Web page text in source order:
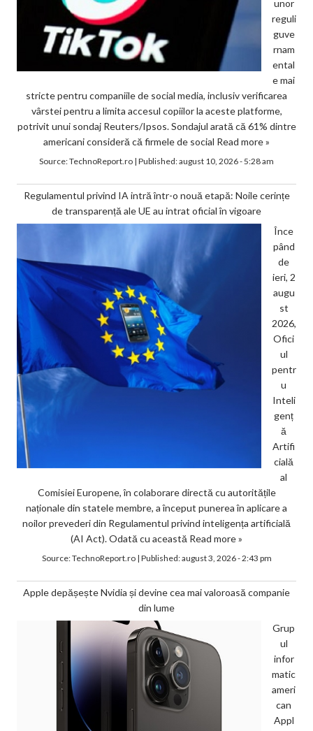
unor
reguli
guve
rnam
ental
e mai
stricte pentru companiile de social media, inclusiv verificarea
vârstei pentru a limita accesul copiilor la aceste platforme,
potrivit unui sondaj Reuters/Ipsos. Sondajul arată că 61% dintre
americani consideră că firmele de social Read more »
Source:TechnoReport.ro | Published:august 10, 2026 - 5:28 am
Regulamentul privind IA intră într-o nouă etapă: Noile cerințe
de transparență ale UE au intrat oficial în vigoare
Înce
pând
de
ieri, 2
augu
st
2026,
Ofici
ul
pentr
u
Inteli
genț
ă
Artifi
cială
al
Comisiei Europene, în colaborare directă cu autoritățile
naționale din statele membre, a început punerea în aplicare a
noilor prevederi din Regulamentul privind inteligența artificială
(AI Act). Odată cu această Read more »
Source:TechnoReport.ro| Published:august 3, 2026 - 2:43 pm
Apple depășește Nvidia și devine cea mai valoroasă companie
din lume
Grup
ul
infor
matic
ameri
can
Appl